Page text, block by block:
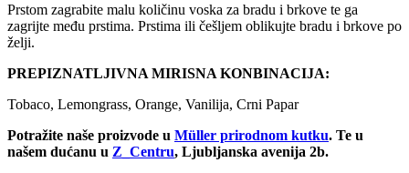
Prstom zagrabite malu količinu voska za bradu i brkove te ga
zagrijte među prstima. Prstima ili češljem oblikujte bradu i brkove po
želji.
PREPIZNATLJIVNA MIRISNA KONBINACIJA:
Tobaco, Lemongrass, Orange, Vanilija, Crni Papar
Potražite naše proizvode u Müller prirodnom kutku. Te u
našem dućanu u Z_Centru, Ljubljanska avenija 2b.